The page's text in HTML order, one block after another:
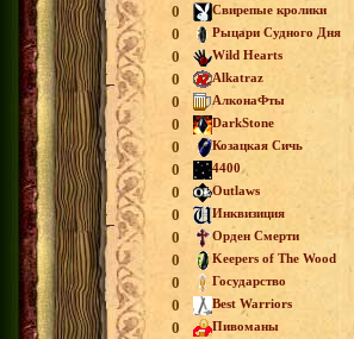
0 Свирепые кролики
0 Рыцари Судного Дня
0 Wild Hearts
0 Alkatraz
0 АлконаФты
0 DarkStone
0 Козацкая Сичь
0 4400
0 Outlaws
0 Инквизиция
0 Орден Смерти
0 Keepers of The Wood
0 Государство
0 Best Warriors
0 Пивоманы